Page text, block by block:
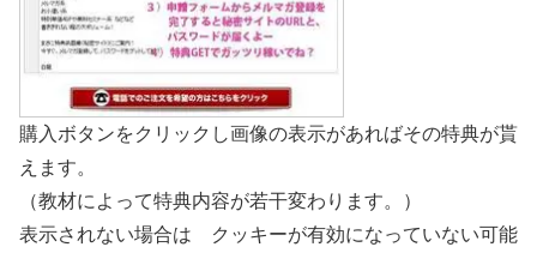
購入ボタンをクリックし画像の表示があればその特典が貰
えます。
（教材によって特典内容が若干変わります。）
表示されない場合は クッキーが有効になっていない可能